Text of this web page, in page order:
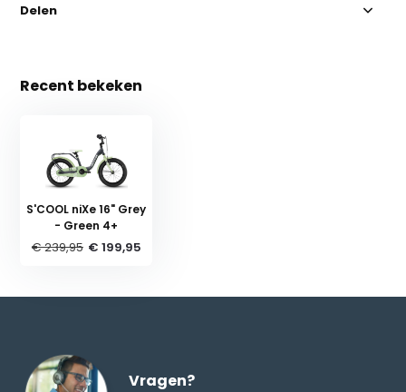
Delen
Recent bekeken
S'COOL niXe 16" Grey
- Green 4+
€ 239,95 € 199,95
Vragen?